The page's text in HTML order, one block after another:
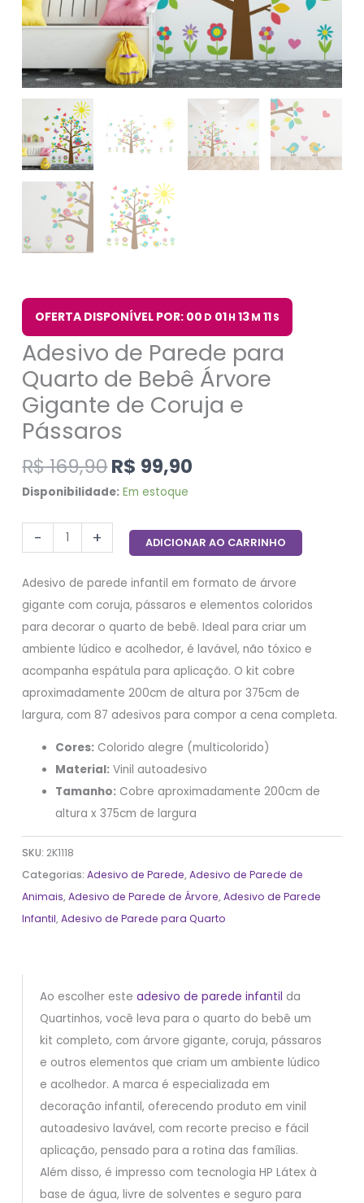
OFERTA DISPONÍVEL POR: 00 D 01H 13M 10S
Adesivo de Parede para
Quarto de Bebê Árvore
Gigante de Coruja e
Pássaros
R$169,90R$ 99,90
Disponibilidade: Em estoque
-
e
+ ADICIONAR AO CARRINHO
Adesivo de parede infantil em formato de árvore
gigante com coruja, pássaros e elementos coloridos
para decorar o quarto de bebê. Ideal para criar um
ambiente lúdico e acolhedor, é lavável, não tóxico e
acompanha espátula para aplicação. O kit cobre
aproximadamente 200cm de altura por 375cm de
largura, com 87 adesivos para compor a cena completa.
Cores: Colorido alegre (multicolorido)
Material: Vinil autoadesivo
Tamanho: Cobre aproximadamente 200cm de
altura x 375cm de largura
SKU: 2K1118
Categorias:Adesivo de Parede,Adesivo de Parede de
Animais,Adesivo de Parede de Árvore,Adesivo de Parede
Infantil,Adesivo de Parede para Quarto
Ao escolher este adesivo de parede infantil da
Quartinhos, você leva para o quarto do bebê um
kit completo, com árvore gigante, coruja, pássaros
e outros elementos que criam um ambiente lúdico
e acolhedor. A marca é especializada em
decoração infantil, oferecendo produto em vinil
autoadesivo lavável, com recorte preciso e fácil
aplicação, pensado para a rotina das famílias.
Além disso, é impresso com tecnologia HP Látex à
base de água, livre de solventes e seguro para